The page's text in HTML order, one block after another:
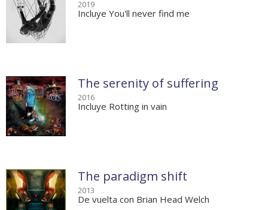
2019
Incluye You'll never find me
The serenity of suffering
2016
Incluye Rotting in vain
The paradigm shift
2013
De vuelta con Brian Head Welch